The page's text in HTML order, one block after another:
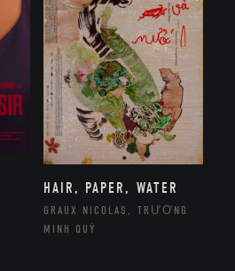
HAIR, PAPER, WATER
GRAUX NICOLAS, TRƯƠNG
MINH QUÝ